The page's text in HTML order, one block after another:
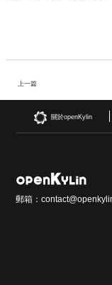
上一篇
關於openKylin
郵箱：